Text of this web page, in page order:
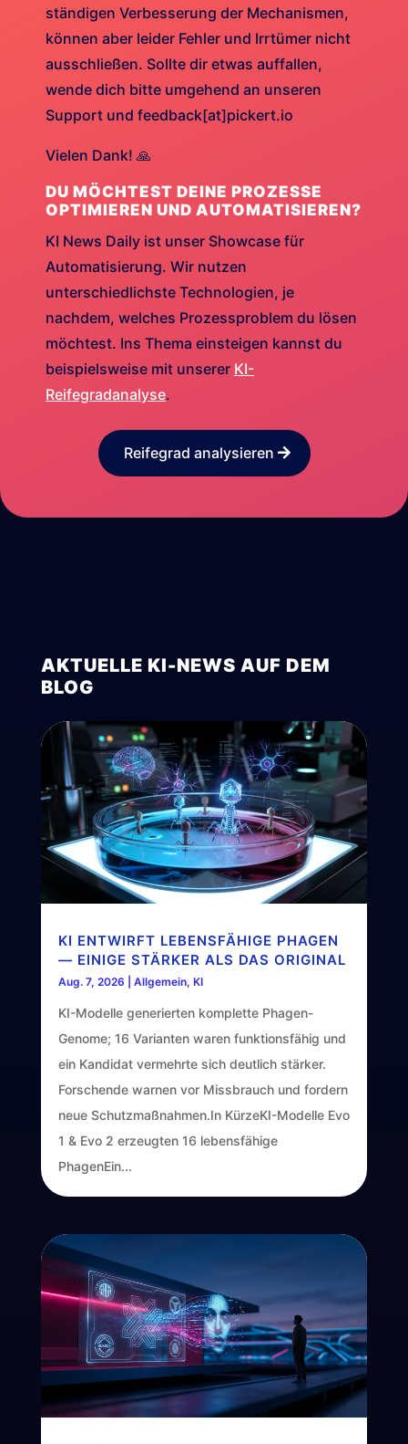
ständigen Verbesserung der Mechanismen,
können aber leider Fehler und Irrtümer nicht
ausschließen. Sollte dir etwas auffallen,
wende dich bitte umgehend an unseren
Support und feedback[at]pickert.io
Vielen Dank! 🙏
DU MÖCHTEST DEINE PROZESSE
OPTIMIEREN UND AUTOMATISIEREN?
KI News Daily ist unser Showcase für
Automatisierung. Wir nutzen
unterschiedlichste Technologien, je
nachdem, welches Prozessproblem du lösen
möchtest. Ins Thema einsteigen kannst du
beispielsweise mit unserer KI-
Reifegradanalyse.
Reifegrad analysieren
AKTUELLE KI-NEWS AUF DEM
BLOG
KI ENTWIRFT LEBENSFÄHIGE PHAGEN
— EINIGE STÄRKER ALS DAS ORIGINAL
Aug. 7, 2026 Allgemein, KI
KI-Modelle generierten komplette Phagen-
Genome; 16 Varianten waren funktionsfähig und
ein Kandidat vermehrte sich deutlich stärker.
Forschende warnen vor Missbrauch und fordern
neue Schutzmaßnahmen.In KürzeKI-Modelle Evo
1 & Evo 2 erzeugten 16 lebensfähige
PhagenEin...